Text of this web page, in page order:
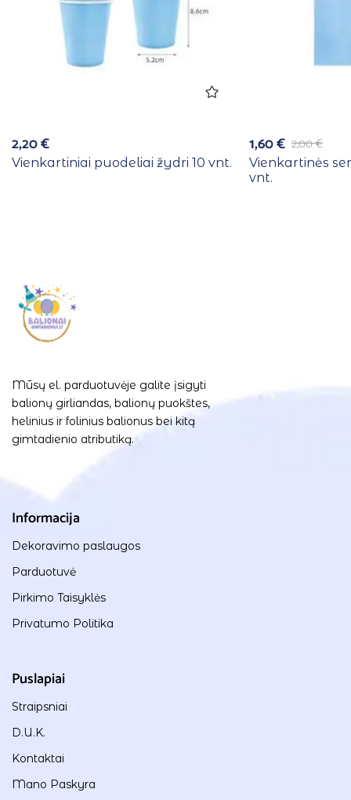
2,20€
Vienkartiniai puodeliai žydri 10 vnt.
2,00€
1,60€
Vienkartinės
vnt.
Mūsų el. parduotuvėje galite įsigyti
balionų girliandas, balionų puokštes,
helinius ir folinius balionus bei kitą
gimtadienio atributiką.
Informacija
Dekoravimo paslaugos
Parduotuvė
Pirkimo Taisyklės
Privatumo Politika
Puslapiai
Straipsniai
D.U.K.
Kontaktai
Mano Paskyra